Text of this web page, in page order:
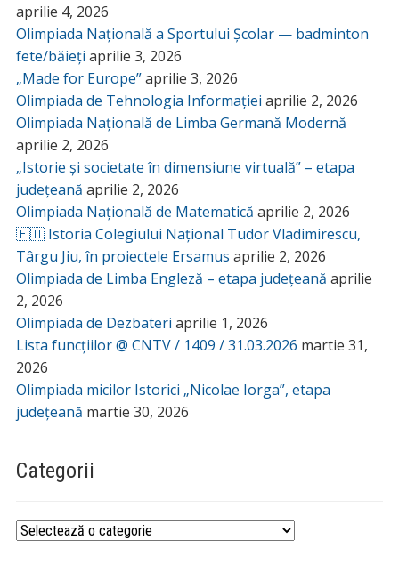
aprilie 4, 2026
Olimpiada Națională a Sportului Școlar — badminton
fete/băieți aprilie 3, 2026
„Made for Europe”aprilie 3, 2026
Olimpiada de Tehnologia Informației aprilie 2, 2026
Olimpiada Națională de Limba Germană Modernă
aprilie 2, 2026
„Istorie și societate în dimensiune virtuală” – etapa
județeană aprilie 2, 2026
Olimpiada Națională de Matematică aprilie 2, 2026
🇪🇺 Istoria Colegiului Național Tudor Vladimirescu,
Târgu Jiu, în proiectele Ersamus aprilie 2, 2026
Olimpiada de Limba Engleză – etapa județeană aprilie
2, 2026
Olimpiada de Dezbateri aprilie 1, 2026
Lista funcțiilor @ CNTV / 1409 / 31.03.2026 martie 31,
2026
Olimpiada micilor Istorici „Nicolae Iorga”, etapa
județeană martie 30, 2026
Categorii
Categorii